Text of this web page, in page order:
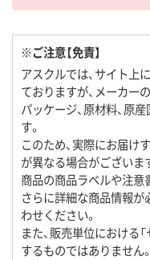
※ご注意【免責】
アスクルでは、サイト上
ておりますが、メーカー
パッケージ、原材料、原
す。
このため、実際にお届け
が異なる場合がございま
商品の商品ラベルや注意
さらに詳細な商品情報が
わせください。
また、販売単位における
するものではありません